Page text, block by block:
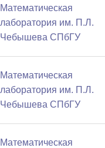
Математичеcкая
лаборатория им. П.Л.
Чебышева СПбГУ
Математичеcкая
лаборатория им. П.Л.
Чебышева СПбГУ
Математичеcкая